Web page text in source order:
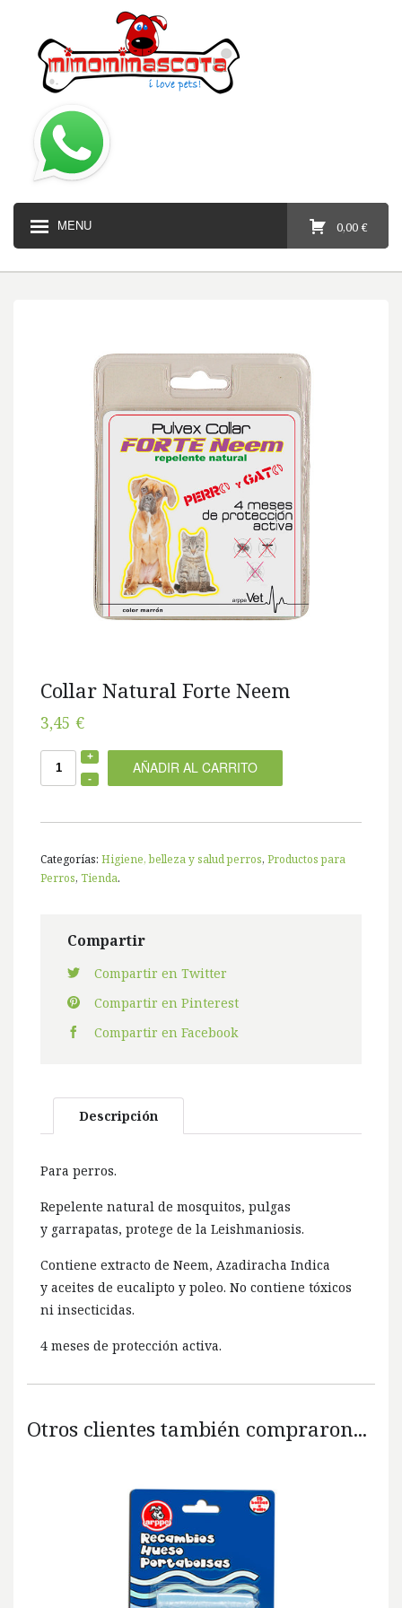
MENU 0,00 €
Collar Natural Forte Neem
3,45 €
AÑADIR AL CARRITO
Categorías: Higiene, belleza y salud perros, Productos para
Perros, Tienda.
Compartir
Compartir en Twitter
Compartir en Pinterest
Compartir en Facebook
Descripción
Para perros.
Repelente natural de mosquitos, pulgas
y garrapatas, protege de la Leishmaniosis.
Contiene extracto de Neem, Azadiracha Indica
y aceites de eucalipto y poleo. No contiene tóxicos
ni insecticidas.
4 meses de protección activa.
Otros clientes también compraron...